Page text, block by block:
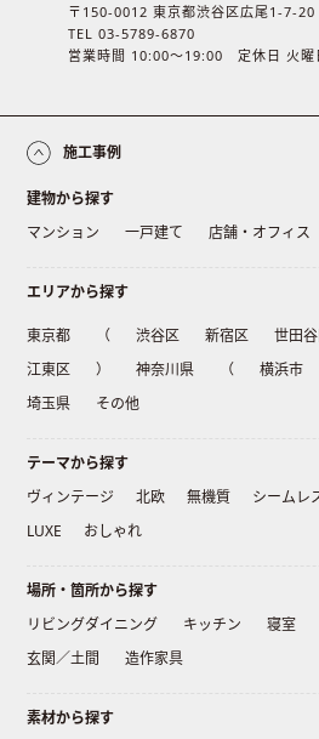
〒150-0012 東京都渋谷区広尾1-7-20
TEL 03-5789-6870
営業時間 10:00〜19:00 定休日 火曜
施工事例
建物から探す
マンション
一戸建て 店舗・オフィス
エリアから探す
東京都 （ 渋谷区 新宿区 世田
江東区
） 神奈川県 （ 横浜市
埼玉県
その他
テーマから探す
ヴィンテージ
北欧 無機質 シームレ
LUXE
おしゃれ
場所・箇所から探す
リビングダイニング
キッチン 寝室
玄関／土間
造作家具
素材から探す